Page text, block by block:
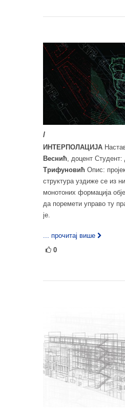
/
ИНТЕРПОЛАЦИЈА
Веснић, доцент Студент:
Трифуновић Опис:
структура уздиже се из
монотоних формација
да поремети управо ту
је.
... прочитај више
0